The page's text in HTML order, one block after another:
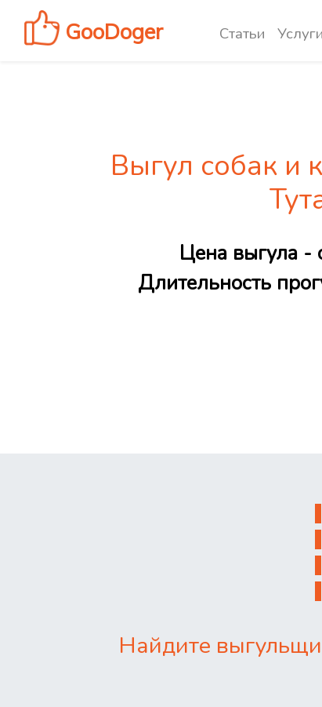
GooDoger Статьи Услуги
Выгул собак и
Цена выгула -
Длительность
Найдите